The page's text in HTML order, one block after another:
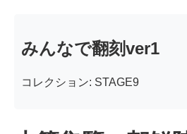
みんなで翻刻ver1
コレクション: STAGE9